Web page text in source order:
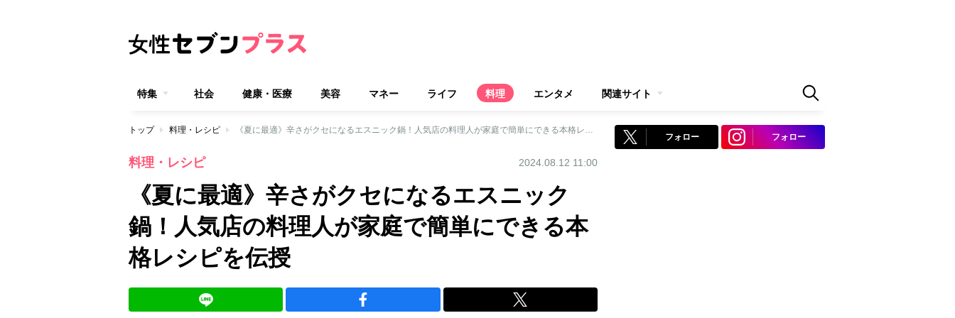
特集 社会 健康・医療 美容 マネー ライフ 料理 エンタメ 関連サイト
トップ 料理・レシピ 《夏に最適》辛さがクセになるエスニック鍋！人気店の料理人が家庭で簡単にできる本格レシピを伝授
料理・レシピ 2024.08.12 11:00
《夏に最適》辛さがクセになるエスニック
鍋！人気店の料理人が家庭で簡単にできる本
格レシピを伝授
フォロー フォロー